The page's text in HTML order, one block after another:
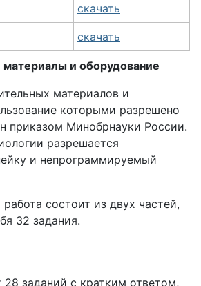
скачать
скачать
и оборудование
материалов и
которыми разрешено
приказом Минобрнауки России.
разрешается
и непрограммируемый
состоит из двух частей,
32 задания.
28 заданий с кратким ответом,